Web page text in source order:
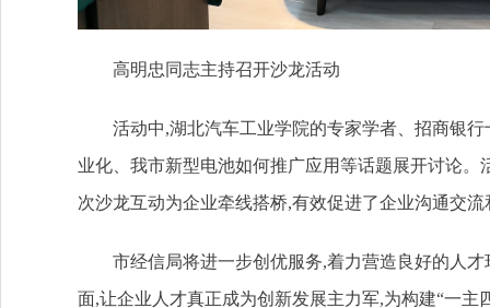
高明忠同志主持召开沙龙活动
活动中,湖北汽车工业学院的专家学者、招商银
业化、我市新型电池如何推广应用等话题展开讨论
次沙龙互动为企业牵线搭桥,有效促进了企业沟通交
市经信局将进一步创优服务,着力营造良好的人
面,让企业人才真正成为创新发展主力军,为构建“一主